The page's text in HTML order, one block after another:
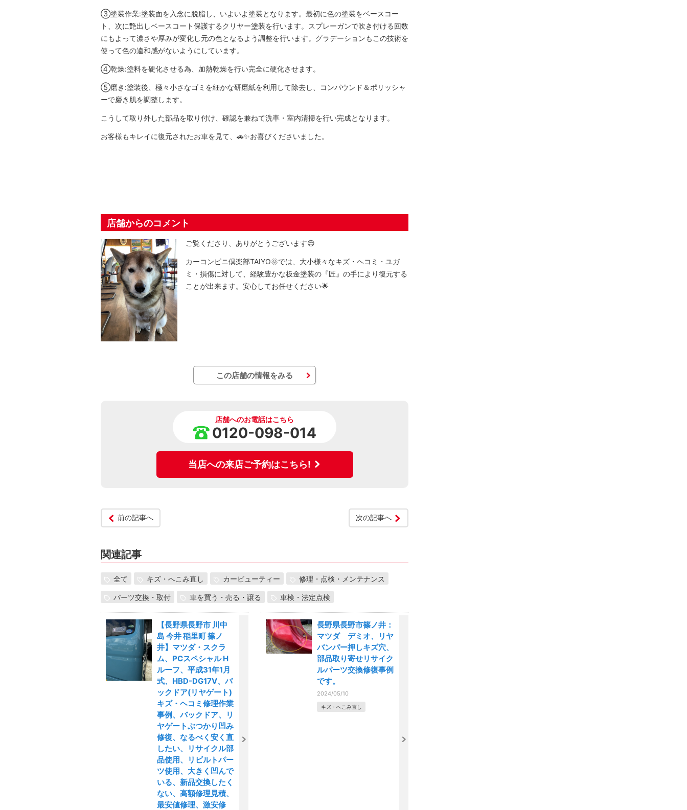
③塗装作業:塗装面を入念に脱脂し、いよいよ塗装となります。最初に色の塗装をベースコー
ト、次に艶出しベースコート保護するクリヤー塗装を行います。スプレーガンで吹き付ける回数
にもよって濃さや厚みが変化し元の色となるよう調整を行います。グラデーションもこの技術を
使って色の違和感がないようにしています。
④乾燥:塗料を硬化させる為、加熱乾燥を行い完全に硬化させます。
⑤磨き:塗装後、極々小さなゴミを細かな研磨紙を利用して除去し、コンパウンド＆ポリッシャ
ーで磨き肌を調整します。
こうして取り外した部品を取り付け、確認を兼ねて洗車・室内清掃を行い完成となります。
お客様もキレイに復元されたお車を見て、🚗✨お喜びくださいました。
店舗からのコメント
ご覧くださり、ありがとうございます😊
カーコンビニ倶楽部TAIYO🌞では、大小様々なキズ・ヘコミ・ユガ
ミ・損傷に対して、経験豊かな板金塗装の『匠』の手により復元する
ことが出来ます。安心してお任せください🌟
この店舗の情報をみる
店舗へのお電話はこちら
0120-098-014
当店への来店ご予約はこちら!
前の記事へ 次の記事へ
関連記事
全て キズ・へこみ直し カービューティー 修理・点検・メンテナンス
パーツ交換・取付 車を買う・売る・譲る 車検・法定点検
【長野県長野市 川中
島 今井 稲里町 篠ノ
井】マツダ・スクラ
ム、PCスペシャル H
ルーフ、平成31年1月
式、HBD-DG17V、バ
ックドア(リヤゲート)
キズ・ヘコミ修理作業
事例、バックドア、リ
ヤゲートぶつかり凹み
修復、なるべく安く直
したい、リサイクル部
品使用、リビルトパー
ツ使用、大きく凹んで
いる、新品交換したく
ない、高額修理見積、
最安値修理、激安修
長野県長野市篠ノ井：
マツダ デミオ、リヤ
バンパー押しキズ穴、
部品取り寄せリサイク
ルパーツ交換修復事例
です。
2024/05/10
キズ・へこみ直し